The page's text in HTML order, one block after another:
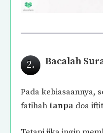
2. Bacalah
Pada kebiasaannya,
fatihah tanpa doa